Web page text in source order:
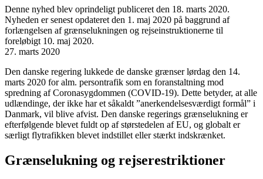
Denne nyhed blev oprindeligt publiceret den 18. marts 2020.
Nyheden er senest opdateret den 1. maj 2020 på baggrund af
forlængelsen af grænselukningen og rejseinstruktionerne til
foreløbigt 10. maj 2020.
27. marts 2020
Den danske regering lukkede de danske grænser lørdag den 14.
marts 2020 for alm. persontrafik som en foranstaltning mod
spredning af Coronasygdommen (COVID-19). Dette betyder, at alle
udlændinge, der ikke har et såkaldt ”anerkendelsesværdigt formål” i
Danmark, vil blive afvist. Den danske regerings grænselukning er
efterfølgende blevet fuldt op af størstedelen af EU, og globalt er
særligt flytrafikken blevet indstillet eller stærkt indskrænket.
Grænselukning og rejserestriktioner